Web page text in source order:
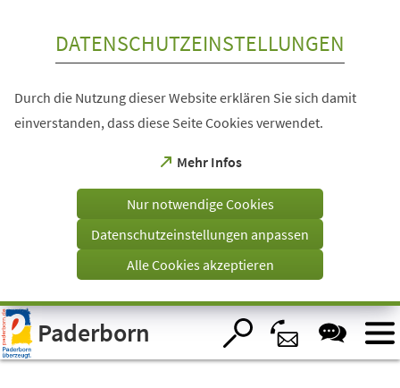
Visuelle
Assistenzsoftware
öffnen.
DATENSCHUTZEINSTELLUNGEN
Durch die Nutzung dieser Website erklären Sie sich damit
einverstanden, dass diese Seite Cookies verwendet.
Mehr Infos
(Öffnet
einem
Tab)
Nur notwendige Cookies
Datenschutzeinstellungen anpassen
Alle Cookies akzeptieren
Paderborn